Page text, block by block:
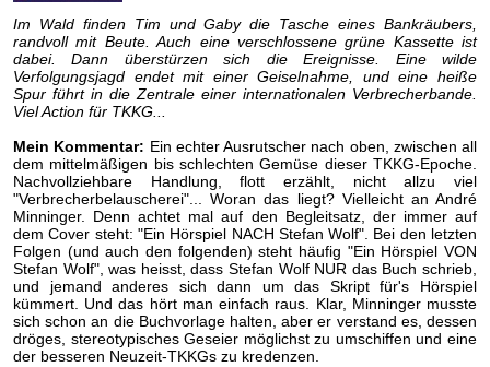
Im Wald finden Tim und Gaby die Tasche eines Bankräubers,
randvoll mit Beute. Auch eine verschlossene grüne Kassette ist
dabei. Dann überstürzen sich die Ereignisse. Eine wilde
Verfolgungsjagd endet mit einer Geiselnahme, und eine heiße
Spur führt in die Zentrale einer internationalen Verbrecherbande.
Viel Action für TKKG...
Mein Kommentar: Ein echter Ausrutscher nach oben, zwischen all
dem mittelmäßigen bis schlechten Gemüse dieser TKKG-Epoche.
Nachvollziehbare Handlung, flott erzählt, nicht allzu viel
"Verbrecherbelauscherei"... Woran das liegt? Vielleicht an André
Minninger. Denn achtet mal auf den Begleitsatz, der immer auf
dem Cover steht: "Ein Hörspiel NACH Stefan Wolf". Bei den letzten
Folgen (und auch den folgenden) steht häufig "Ein Hörspiel VON
Stefan Wolf", was heisst, dass Stefan Wolf NUR das Buch schrieb,
und jemand anderes sich dann um das Skript für's Hörspiel
kümmert. Und das hört man einfach raus. Klar, Minninger musste
sich schon an die Buchvorlage halten, aber er verstand es, dessen
dröges, stereotypisches Geseier möglichst zu umschiffen und eine
der besseren Neuzeit-TKKGs zu kredenzen.